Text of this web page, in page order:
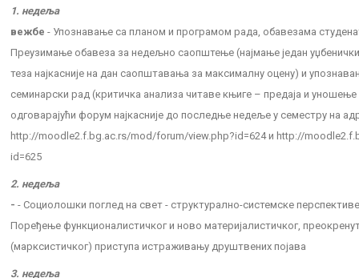
1. недеља
вежбе - Упознавање са планом и програмом рада, обавезама
Преузимање обавеза за недељно саопштење (најмање један
теза најкасније на дан саопштавања за максималну оцену) и
семинарски рад (критичка анализа читаве књиге – предаја и
одговарајући форум најкасније до последње недеље у семестру на
http://moodle2.f.bg.ac.rs/mod/forum/view.php?id=624 и http://
id=625
2. недеља
- - Социолошки поглед на свет - структурално-системске перспективе
Поређење функционалистичког и ново материјалистичког,
(марксистичког) приступа истраживању друштвених појава
3. недеља